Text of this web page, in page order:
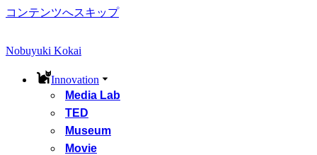
コンテンツへスキップ
Nobuyuki Kokai
Innovation
Media Lab
TED
Museum
Movie